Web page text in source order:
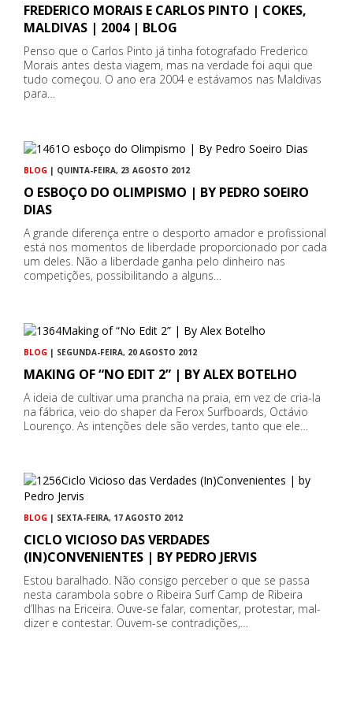
FREDERICO MORAIS E CARLOS PINTO | COKES,
MALDIVAS | 2004 | BLOG
Penso que o Carlos Pinto já tinha fotografado Frederico
Morais antes desta viagem, mas na verdade foi aqui que
tudo começou. O ano era 2004 e estávamos nas Maldivas
para…
BLOG | QUINTA-FEIRA, 23 AGOSTO 2012
O ESBOÇO DO OLIMPISMO | BY PEDRO SOEIRO
DIAS
A grande diferença entre o desporto amador e profissional
está nos momentos de liberdade proporcionado por cada
um deles. Não a liberdade ganha pelo dinheiro nas
competições, possibilitando a alguns…
BLOG | SEGUNDA-FEIRA, 20 AGOSTO 2012
MAKING OF “NO EDIT 2” | BY ALEX BOTELHO
A ideia de cultivar uma prancha na praia, em vez de cria-la
na fábrica, veio do shaper da Ferox Surfboards, Octávio
Lourenço. As intenções dele são verdes, tanto que ele…
BLOG | SEXTA-FEIRA, 17 AGOSTO 2012
CICLO VICIOSO DAS VERDADES
(IN)CONVENIENTES | BY PEDRO JERVIS
Estou baralhado. Não consigo perceber o que se passa
nesta carambola sobre o Ribeira Surf Camp de Ribeira
d’Ilhas na Ericeira. Ouve-se falar, comentar, protestar, mal-
dizer e contestar. Ouvem-se contradições,…